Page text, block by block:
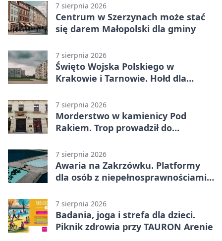
7 sierpnia 2026
Centrum w Szerzynach może stać
się darem Małopolski dla gminy
7 sierpnia 2026
Święto Wojska Polskiego w
Krakowie i Tarnowie. Hołd dla
7 sierpnia 2026
Morderstwo w kamienicy Pod
Rakiem. Trop prowadził do
7 sierpnia 2026
Awaria na Zakrzówku. Platformy
dla osób z niepełnosprawnościami
7 sierpnia 2026
Badania, joga i strefa dla dzieci.
Piknik zdrowia przy TAURON Arenie